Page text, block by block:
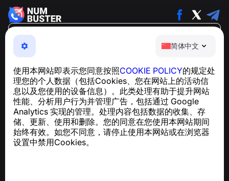
简体中文
使用本网站即表示您同意按照COOKIE POLICY的规定处
理您的个人数据（包括Cookies、您在网站上的活动信
息以及您使用的设备信息）。此类处理有助于提升网站
性能、分析用户行为并管理广告，包括通过 Google
Analytics 实现的管理。处理内容包括数据的收集、存
储、更新、使用和删除。您的同意在您使用本网站期间
始终有效。如您不同意，请停止使用本网站或在浏览器
设置中禁用Cookies。
NumBuster © 2013—2026 ·
support@numbuster.com
和骚扰短信的侵害
关于 GDPR 合规的咨询：support@numbuster.com
帮助中心
新闻与文章
关于项目
联系方式